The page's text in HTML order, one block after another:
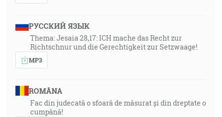
РУССКИЙ ЯЗЫК
Thema: Jesaia 28,17: ICH mache das Recht zur
Richtschnur und die Gerechtigkeit zur Setzwaage!
MP3
ROMÂNA
Fac din judecată o sfoară de măsurat și din dreptate o
cumpănă!